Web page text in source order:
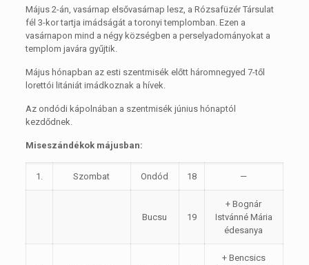
Május 2-án, vasárnap elsővasárnap lesz, a Rózsafüzér Társulat
fél 3-kor tartja imádságát a toronyi templomban. Ezen a
vasárnapon mind a négy községben a perselyadományokat a
templom javára gyűjtik.
Május hónapban az esti szentmisék előtt háromnegyed 7-től
lorettói litániát imádkoznak a hívek.
Az ondódi kápolnában a szentmisék június hónaptól
kezdődnek.
Miseszándékok májusban:
1. Szombat Ondód 18 —
Bucsu 19
+ Bognár
Istvánné Mária
édesanya
+ Bencsics